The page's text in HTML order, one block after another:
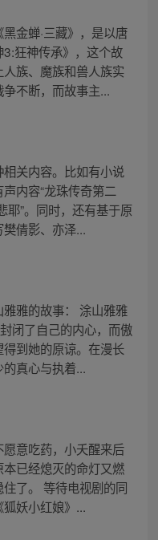
金蝉·三藏》，是以唐
狂神传承》，这个故
族、魔族和兽人族实
不断，而故事主...
关内容。比如有小说
内容“龙珠传奇第二
耶”。同时，还有基于原
倩影、亦泽...
雅的故事： 涂山雅雅
闭了自己的内心，而傲
到她的原谅。在漫长
真心与执着...
意吃药，小夭醒来后
已经熄灭的命灯又燃
了。 等待电视剧的同
妖小红娘》...